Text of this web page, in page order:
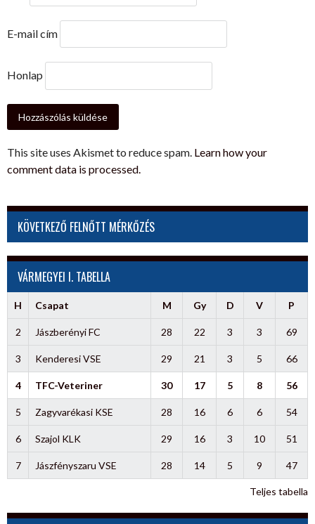
E-mail cím
Honlap
This site uses Akismet to reduce spam. Learn how your
comment data is processed.
KÖVETKEZŐ FELNŐTT MÉRKŐZÉS
VÁRMEGYEI I. TABELLA
H Csapat M Gy D V P
2 Jászberényi FC 28 22 3 3 69
3 Kenderesi VSE 29 21 3 5 66
4 TFC-Veteriner 30 17 5 8 56
5 Zagyvarékasi KSE 28 16 6 6 54
6 Szajol KLK 29 16 3 10 51
7 Jászfényszaru VSE 28 14 5 9 47
Teljes tabella